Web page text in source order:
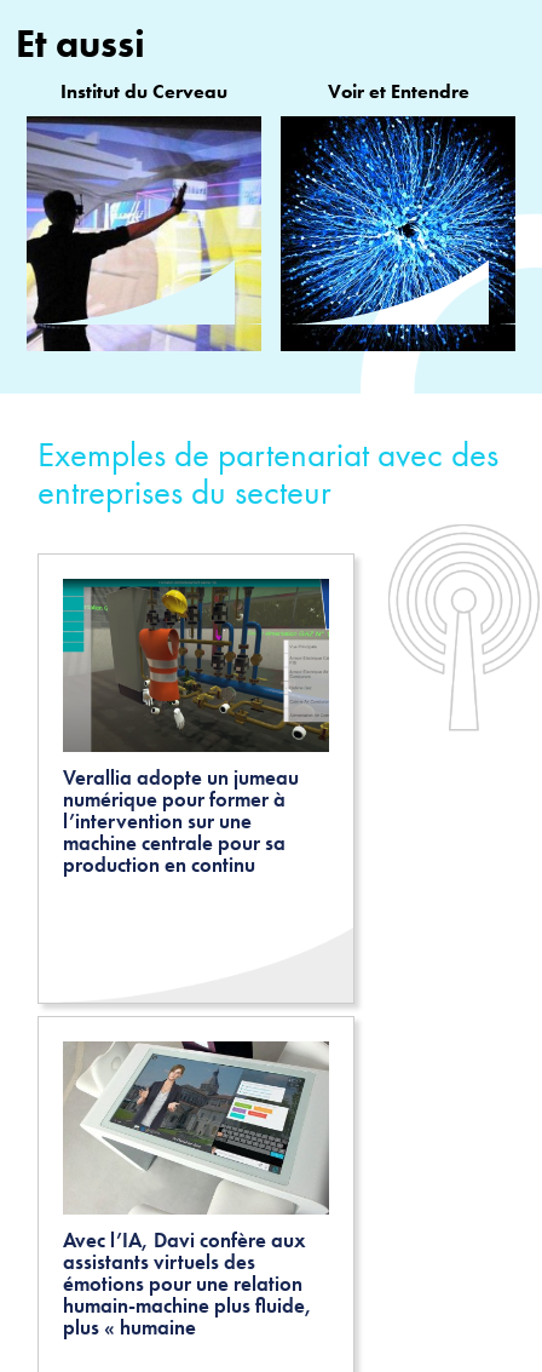
Et aussi
Institut du Cerveau Voir et Entendre
Exemples de partenariat avec des
entreprises du secteur
Verallia adopte un jumeau
numérique pour former à
l’intervention sur une
machine centrale pour sa
production en continu
Avec l’IA, Davi confère aux
assistants virtuels des
émotions pour une relation
humain-machine plus fluide,
plus « humaine